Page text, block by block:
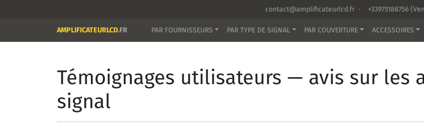
contact@amplificateurlcd.fr · +33975188756
AMPLIFICATEURLCD.FR PAR FOURNISSEURS PAR TYPE DE SIGNAL PAR COUVERTURE ACCESSOIRES
Témoignages utilisateurs — avis sur les
signal